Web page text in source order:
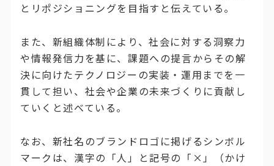
とリポジショニングを目指すと伝えている。
また、新組織体制により、社会に対する洞察力
や情報発信力を基に、課題への提言からその解
決に向けたテクノロジーの実装・運用までを一
貫して担い、社会や企業の未来づくりに貢献し
ていくと述べている。
なお、新社名のブランドロゴに掲げるシンボル
マークは、漢字の「人」と記号の「×」（かけ